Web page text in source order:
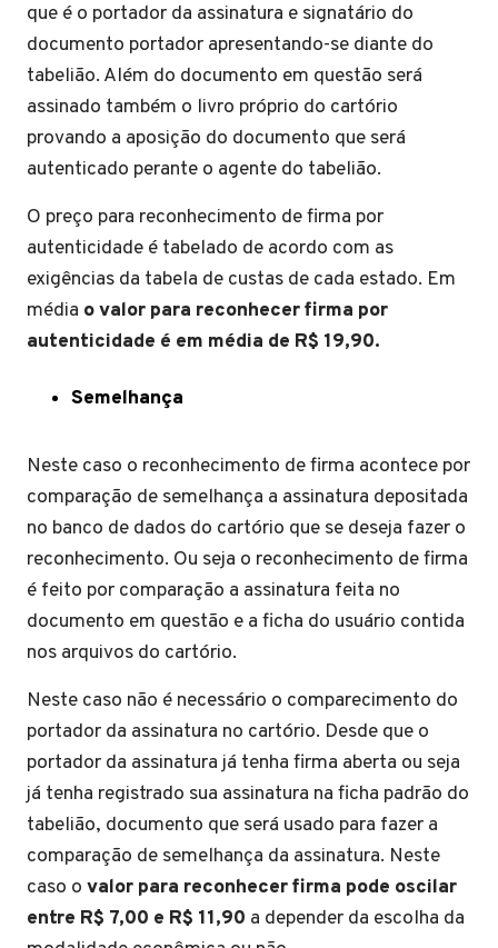
que é o portador da assinatura e signatário do
documento portador apresentando-se diante do
tabelião. Além do documento em questão será
assinado também o livro próprio do cartório
provando a aposição do documento que será
autenticado perante o agente do tabelião.
O preço para reconhecimento de firma por
autenticidade é tabelado de acordo com as
exigências da tabela de custas de cada estado. Em
média o valor para reconhecer firma por
autenticidade é em média de R$ 19,90.
Semelhança
Neste caso o reconhecimento de firma acontece por
comparação de semelhança a assinatura depositada
no banco de dados do cartório que se deseja fazer o
reconhecimento. Ou seja o reconhecimento de firma
é feito por comparação a assinatura feita no
documento em questão e a ficha do usuário contida
nos arquivos do cartório.
Neste caso não é necessário o comparecimento do
portador da assinatura no cartório. Desde que o
portador da assinatura já tenha firma aberta ou seja
já tenha registrado sua assinatura na ficha padrão do
tabelião, documento que será usado para fazer a
comparação de semelhança da assinatura. Neste
caso o valor para reconhecer firma pode oscilar
entre R$ 7,00 e R$ 11,90 a depender da escolha da